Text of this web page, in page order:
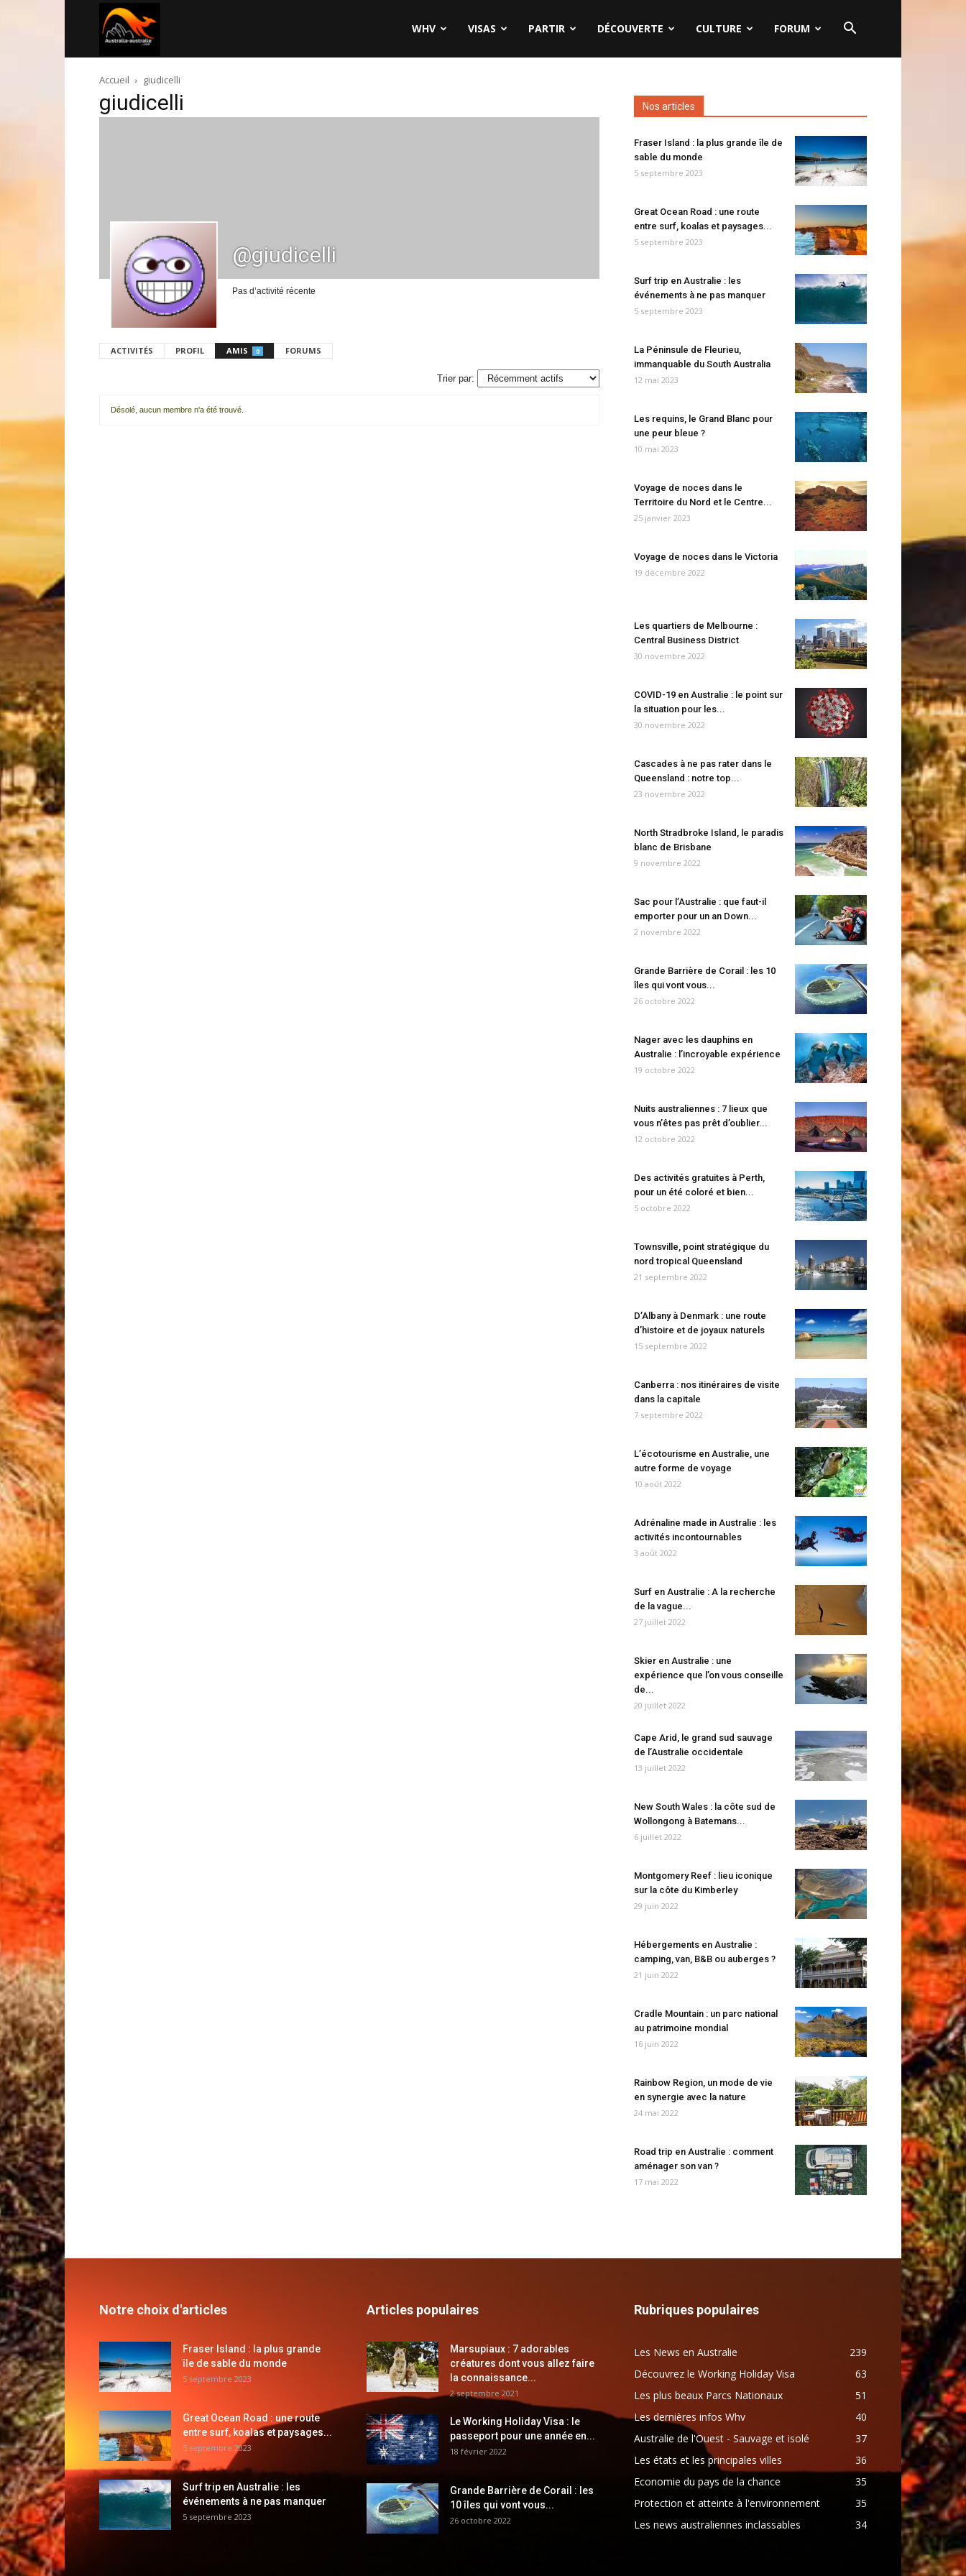
australie.com
WHV VISAS PARTIR DÉCOUVERTE CULTURE FORUM
Accueil giudicelli
giudicelli
@giudicelli
Pas d’activité récente
ACTIVITÉS PROFIL AMIS 0 FORUMS
Trier par:
Désolé, aucun membre n'a été trouvé.
Nos articles
Fraser Island : la plus grande île de
sable du monde
5 septembre 2023
Great Ocean Road : une route
entre surf, koalas et paysages...
5 septembre 2023
Surf trip en Australie : les
événements à ne pas manquer
5 septembre 2023
La Péninsule de Fleurieu,
immanquable du South Australia
12 mai 2023
Les requins, le Grand Blanc pour
une peur bleue ?
10 mai 2023
Voyage de noces dans le
Territoire du Nord et le Centre...
25 janvier 2023
Voyage de noces dans le Victoria
19 décembre 2022
Les quartiers de Melbourne :
Central Business District
30 novembre 2022
COVID-19 en Australie : le point sur
la situation pour les...
30 novembre 2022
Cascades à ne pas rater dans le
Queensland : notre top...
23 novembre 2022
North Stradbroke Island, le paradis
blanc de Brisbane
9 novembre 2022
Sac pour l’Australie : que faut-il
emporter pour un an Down...
2 novembre 2022
Grande Barrière de Corail : les 10
îles qui vont vous...
26 octobre 2022
Nager avec les dauphins en
Australie : l’incroyable expérience
19 octobre 2022
Nuits australiennes : 7 lieux que
vous n’êtes pas prêt d’oublier...
12 octobre 2022
Des activités gratuites à Perth,
pour un été coloré et bien...
5 octobre 2022
Townsville, point stratégique du
nord tropical Queensland
21 septembre 2022
D’Albany à Denmark : une route
d’histoire et de joyaux naturels
15 septembre 2022
Canberra : nos itinéraires de visite
dans la capitale
7 septembre 2022
L’écotourisme en Australie, une
autre forme de voyage
10 août 2022
Adrénaline made in Australie : les
activités incontournables
3 août 2022
Surf en Australie : A la recherche
de la vague...
27 juillet 2022
Skier en Australie : une
expérience que l’on vous conseille
de...
20 juillet 2022
Cape Arid, le grand sud sauvage
de l’Australie occidentale
13 juillet 2022
New South Wales : la côte sud de
Wollongong à Batemans...
6 juillet 2022
Montgomery Reef : lieu iconique
sur la côte du Kimberley
29 juin 2022
Hébergements en Australie :
camping, van, B&B ou auberges ?
21 juin 2022
Cradle Mountain : un parc national
au patrimoine mondial
16 juin 2022
Rainbow Region, un mode de vie
en synergie avec la nature
24 mai 2022
Road trip en Australie : comment
aménager son van ?
17 mai 2022
Notre choix d'articles
Fraser Island : la plus grande
île de sable du monde
5 septembre 2023
Great Ocean Road : une route
entre surf, koalas et paysages...
5 septembre 2023
Surf trip en Australie : les
événements à ne pas manquer
5 septembre 2023
Articles populaires
Marsupiaux : 7 adorables
créatures dont vous allez faire
la connaissance...
2 septembre 2021
Le Working Holiday Visa : le
passeport pour une année en...
18 février 2022
Grande Barrière de Corail : les
10 îles qui vont vous...
26 octobre 2022
Rubriques populaires
Les News en Australie
239
Découvrez le Working Holiday Visa
63
Les plus beaux Parcs Nationaux
51
Les dernières infos Whv
40
Australie de l'Ouest - Sauvage et isolé
37
Les états et les principales villes
36
Economie du pays de la chance
35
Protection et atteinte à l'environnement
35
Les news australiennes inclassables
34